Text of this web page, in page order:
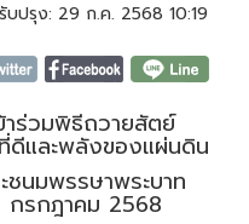
ปรุง: 29 ก.ค. 2568 10:19
ร่วมพิธีถวายสัตย์
ดีและพลังของแผ่นดิน
ชนมพรรษาพระบาท
กรกฎาคม 2568